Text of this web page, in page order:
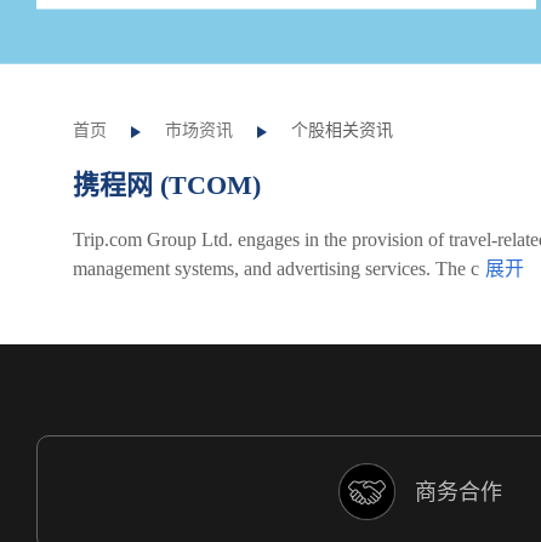
首页 市场资讯 个股相关资讯
携程网 (TCOM)
Trip.com Group Ltd. engages in the provision of travel-
management systems, and advertising services. The c
商务合作